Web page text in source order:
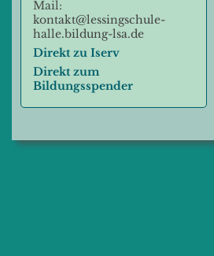
Mail:
kontakt@lessingschule-
halle.bildung-lsa.de
Direkt zu Iserv
Direkt zum
Bildungsspender